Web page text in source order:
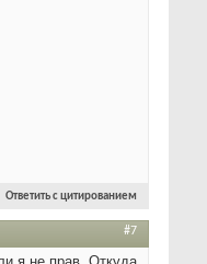
Ответить с цитированием
#7